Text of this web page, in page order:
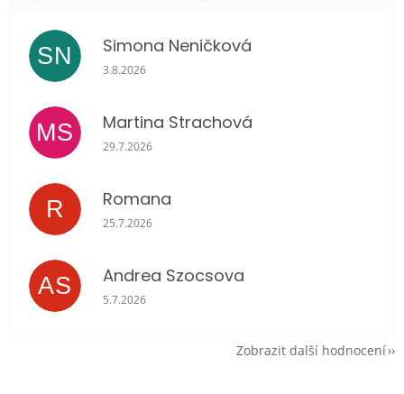
SN Simona Neničková
Hodnocení obchodu je 5 z 5 hvězdiček.
3.8.2026
MS Martina Strachová
Hodnocení obchodu je 5 z 5 hvězdiček.
29.7.2026
R Romana
Hodnocení obchodu je 5 z 5 hvězdiček.
25.7.2026
AS Andrea Szocsova
Hodnocení obchodu je 5 z 5 hvězdiček.
5.7.2026
Zobrazit další hodnocení